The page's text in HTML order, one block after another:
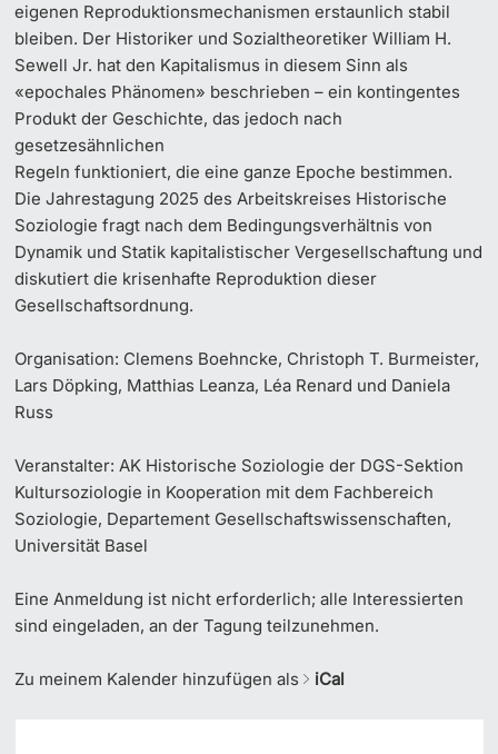
eigenen Reproduktionsmechanismen erstaunlich stabil
bleiben. Der Historiker und Sozialtheoretiker William H.
Sewell Jr. hat den Kapitalismus in diesem Sinn als
«epochales Phänomen» beschrieben – ein kontingentes
Produkt der Geschichte, das jedoch nach
gesetzesähnlichen
Regeln funktioniert, die eine ganze Epoche bestimmen.
Die Jahrestagung 2025 des Arbeitskreises Historische
Soziologie fragt nach dem Bedingungsverhältnis von
Dynamik und Statik kapitalistischer Vergesellschaftung und
diskutiert die krisenhafte Reproduktion dieser
Gesellschaftsordnung.
Organisation: Clemens Boehncke, Christoph T. Burmeister,
Lars Döpking, Matthias Leanza, Léa Renard und Daniela
Russ
Veranstalter: AK Historische Soziologie der DGS-Sektion
Kultursoziologie in Kooperation mit dem Fachbereich
Soziologie, Departement Gesellschaftswissenschaften,
Universität Basel
Eine Anmeldung ist nicht erforderlich; alle Interessierten
sind eingeladen, an der Tagung teilzunehmen.
Zu meinem Kalender hinzufügen als iCal